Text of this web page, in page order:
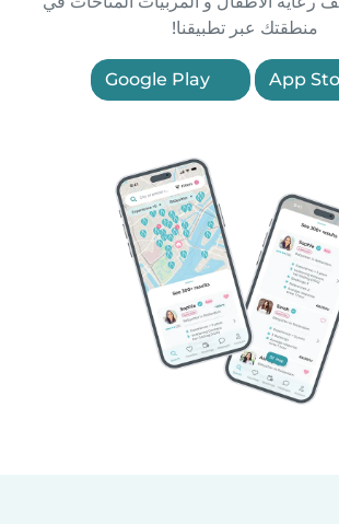
منطقتك عبر تطبيقنا!